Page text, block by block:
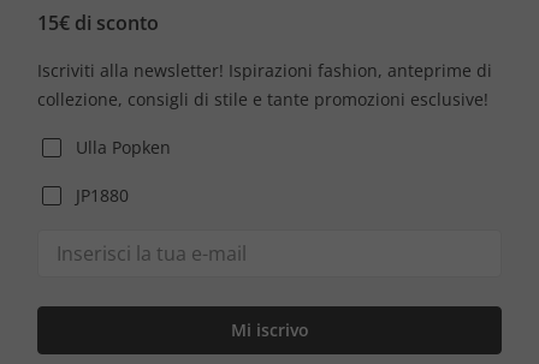
15€ di sconto
Iscriviti alla newsletter! Ispirazioni fashion, anteprime di
collezione, consigli di stile e tante promozioni esclusive!
Ulla Popken
JP1880
Mi iscrivo